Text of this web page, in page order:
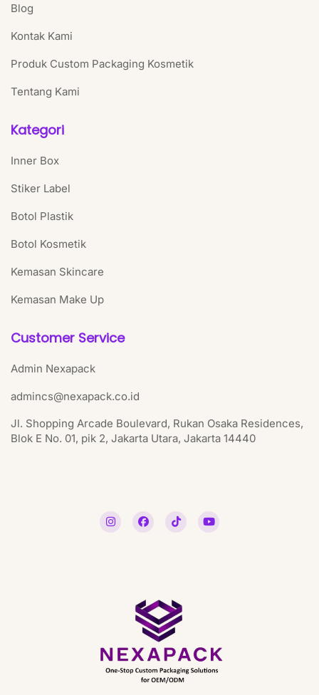
Blog
Kontak Kami
Produk Custom Packaging Kosmetik
Tentang Kami
Kategori
Inner Box
Stiker Label
Botol Plastik
Botol Kosmetik
Kemasan Skincare
Kemasan Make Up
Customer Service
Admin Nexapack
admincs@nexapack.co.id
Jl. Shopping Arcade Boulevard, Rukan Osaka Residences,
Blok E No. 01, pik 2, Jakarta Utara, Jakarta 14440